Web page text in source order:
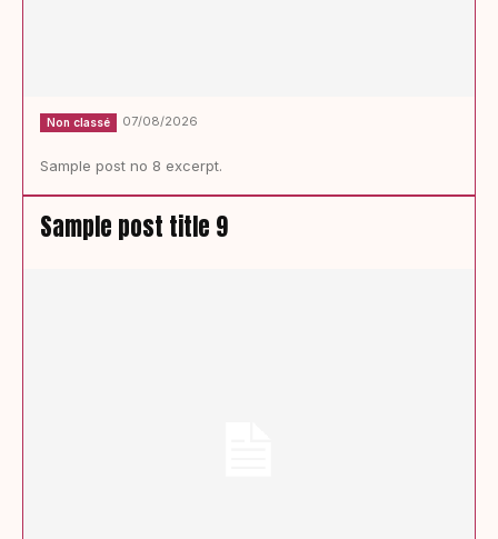
Non classé 07/08/2026
Sample post no 8 excerpt.
Sample post title 9